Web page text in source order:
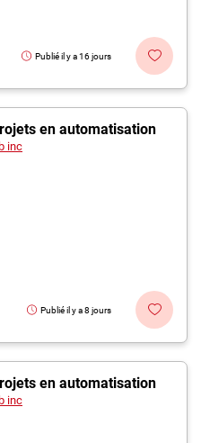
Publié il y a 16 jours
en automatisation
inc
Publié il y a 8 jours
en automatisation
inc